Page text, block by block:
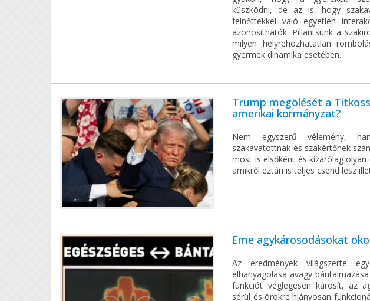
küszködni, de az is, hogy
felnőttekkel való egyetlen
azonosíthatók. Pillantsunk a
milyen helyrehozhatatlan
gyermek dinamika esetében.
Trump megölését a
amerikai kormányzat?
Nem egyszerű vélemény,
szakavatottnak és szakértőnek
most is elsőként és kizárólag
amikről eztán is teljes csend lesz
Eme agykárosodásokat
Az eredmények világszerte
elhanyagolása avagy
funkciót véglegesen károsít, az
sérül és örökre hiányosan